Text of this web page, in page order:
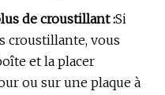
de croustillant :Si
croustillante, vous
et la placer
ou sur une plaque à